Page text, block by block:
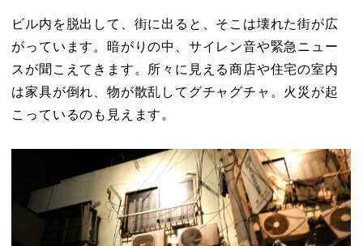
ビル内を脱出して、街に出ると、そこは壊れた街が広
がっています。暗がりの中、サイレン音や緊急ニュー
スが聞こえてきます。所々に見える商店や住宅の室内
は家具が倒れ、物が散乱してグチャグチャ。火災が起
こっているのも見えます。